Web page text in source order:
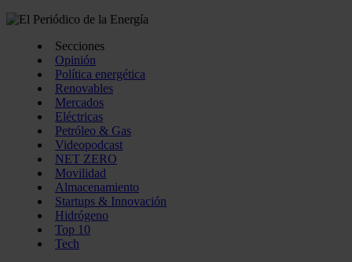
Secciones
Opinión
Política energética
Renovables
Mercados
Eléctricas
Petróleo & Gas
Videopodcast
NET ZERO
Movilidad
Almacenamiento
Startups & Innovación
Hidrógeno
Top 10
Tech